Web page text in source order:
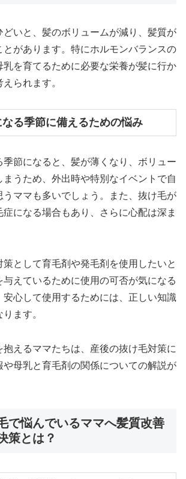
どいと、髪のボリュームが減り、髪質が
とがあります。特にホルモンバランスの
乳を育てるために必要な栄養が髪に行か
られます。
る季節に備えるための悩み
季節になると、髪が薄くなり、ボリュー
まうため、外出時や特別なイベントで自
うママも多いでしょう。また、抜け毛が
になる場合もあり、さらに心配は深ま
策として育毛剤や発毛剤を使用したいと
与えているために使用の可否が気になる
安心して使用するためには、正しい知識
ます。
抱えるママたちは、産後の抜け毛対策に
や母乳と育毛剤の関係についての解説が
で悩んでいるママへ髪質改善
策とは？